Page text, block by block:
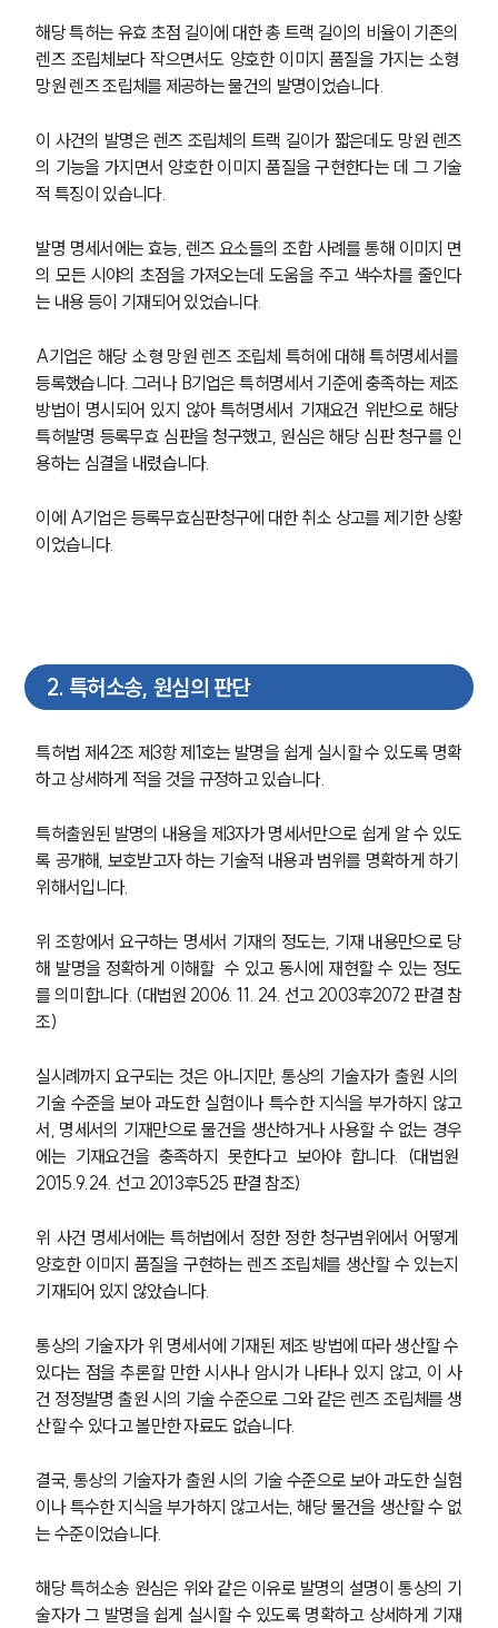
해당 특허는 유효 초점 길이에 대한 총 트랙 길이의 비율이 기존의
렌즈 조립체보다 작으면서도 양호한 이미지 품질을 가지는 소형
망원 렌즈 조립체를 제공하는 물건의 발명이었습니다.
이 사건의 발명은 렌즈 조립체의 트랙 길이가 짧은데도 망원 렌즈
의 기능을 가지면서 양호한 이미지 품질을 구현한다는 데 그 기술
적 특징이 있습니다.
발명 명세서에는 효능, 렌즈 요소들의 조합 사례를 통해 이미지 면
의 모든 시야의 초점을 가져오는데 도움을 주고 색수차를 줄인다
는 내용 등이 기재되어 있었습니다.
A기업은 해당 소형 망원 렌즈 조립체 특허에 대해 특허명세서를
등록했습니다. 그러나 B기업은 특허명세서 기준에 충족하는 제조
방법이 명시되어 있지 않아 특허명세서 기재요건 위반으로 해당
특허발명 등록무효 심판을 청구했고, 원심은 해당 심판 청구를 인
용하는 심결을 내렸습니다.
이에 A기업은 등록무효심판청구에 대한 취소 상고를 제기한 상황
이었습니다.
2. 특허소송, 원심의 판단
특허법 제42조 제3항 제1호는 발명을 쉽게 실시할 수 있도록 명확
하고 상세하게 적을 것을 규정하고 있습니다.
특허출원된 발명의 내용을 제3자가 명세서만으로 쉽게 알 수 있도
록 공개해, 보호받고자 하는 기술적 내용과 범위를 명확하게 하기
위해서입니다.
위 조항에서 요구하는 명세서 기재의 정도는, 기재 내용만으로 당
해 발명을 정확하게 이해할  수 있고 동시에 재현할 수 있는 정도
를 의미합니다. (대법원 2006. 11. 24. 선고 2003후2072 판결 참
조)
실시례까지 요구되는 것은 아니지만, 통상의 기술자가 출원 시의
기술 수준을 보아 과도한 실험이나 특수한 지식을 부가하지 않고
서, 명세서의 기재만으로 물건을 생산하거나 사용할 수 없는 경우
에는 기재요건을 충족하지 못한다고 보아야 합니다. (대법원
2015.9.24. 선고 2013후525 판결 참조)
위 사건 명세서에는 특허법에서 정한 정한 청구범위에서 어떻게
양호한 이미지 품질을 구현하는 렌즈 조립체를 생산할 수 있는지
기재되어 있지 않았습니다.
통상의 기술자가 위 명세서에 기재된 제조 방법에 따라 생산할 수
있다는 점을 추론할 만한 시사나 암시가 나타나 있지 않고, 이 사
건 정정발명 출원 시의 기술 수준으로 그와 같은 렌즈 조립체를 생
산할 수 있다고 볼만한 자료도 없습니다.
결국, 통상의 기술자가 출원 시의 기술 수준으로 보아 과도한 실험
이나 특수한 지식을 부가하지 않고서는, 해당 물건을 생산할 수 없
는 수준이었습니다.
해당 특허소송 원심은 위와 같은 이유로 발명의 설명이 통상의 기
술자가 그 발명을 쉽게 실시할 수 있도록 명확하고 상세하게 기재